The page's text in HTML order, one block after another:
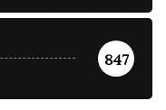
847